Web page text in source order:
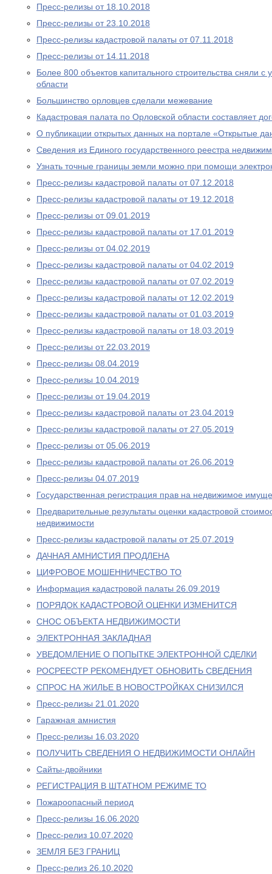
Пресс-релизы от 18.10.2018
Пресс-релизы от 23.10.2018
Пресс-релизы кадастровой палаты от 07.11.2018
Пресс-релизы от 14.11.2018
Более 800 объектов капитального строительства сняли с
области
Большинство орловцев сделали межевание
Кадастровая палата по Орловской области составляет
О публикации открытых данных на портале «Открытые
Сведения из Единого государственного реестра
Узнать точные границы земли можно при помощи
Пресс-релизы кадастровой палаты от 07.12.2018
Пресс-релизы кадастровой палаты от 19.12.2018
Пресс-релизы от 09.01.2019
Пресс-релизы кадастровой палаты от 17.01.2019
Пресс-релизы от 04.02.2019
Пресс-релизы кадастровой палаты от 04.02.2019
Пресс-релизы кадастровой палаты от 07.02.2019
Пресс-релизы кадастровой палаты от 12.02.2019
Пресс-релизы кадастровой палаты от 01.03.2019
Пресс-релизы кадастровой палаты от 18.03.2019
Пресс-релизы от 22.03.2019
Пресс-релизы 08.04.2019
Пресс-релизы 10.04.2019
Пресс-релизы от 19.04.2019
Пресс-релизы кадастровой палаты от 23.04.2019
Пресс-релизы кадастровой палаты от 27.05.2019
Пресс-релизы от 05.06.2019
Пресс-релизы кадастровой палаты от 26.06.2019
Пресс-релизы 04.07.2019
Государственная регистрация прав на недвижимое
Предварительные результаты оценки кадастровой
недвижимости
Пресс-релизы кадастровой палаты от 25.07.2019
ДАЧНАЯ АМНИСТИЯ ПРОДЛЕНА
ЦИФРОВОЕ МОШЕННИЧЕСТВО ТО
Информация кадастровой палаты 26.09.2019
ПОРЯДОК КАДАСТРОВОЙ ОЦЕНКИ ИЗМЕНИТСЯ
СНОС ОБЪЕКТА НЕДВИЖИМОСТИ
ЭЛЕКТРОННАЯ ЗАКЛАДНАЯ
УВЕДОМЛЕНИЕ О ПОПЫТКЕ ЭЛЕКТРОННОЙ СДЕЛКИ
РОСРЕЕСТР РЕКОМЕНДУЕТ ОБНОВИТЬ СВЕДЕНИЯ
СПРОС НА ЖИЛЬЕ В НОВОСТРОЙКАХ СНИЗИЛСЯ
Пресс-релизы 21.01.2020
Гаражная амнистия
Пресс-релизы 16.03.2020
ПОЛУЧИТЬ СВЕДЕНИЯ О НЕДВИЖИМОСТИ ОНЛАЙН
Сайты-двойники
РЕГИСТРАЦИЯ В ШТАТНОМ РЕЖИМЕ ТО
Пожароопасный период
Пресс-релизы 16.06.2020
Пресс-релиз 10.07.2020
ЗЕМЛЯ БЕЗ ГРАНИЦ
Пресс-релиз 26.10.2020